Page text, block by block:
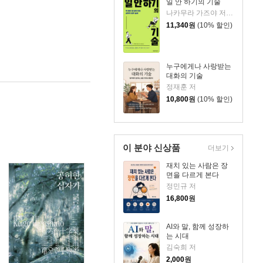
일 안 하기의 기술
나카무라 가즈야 저/김수빈 역
11,340원 (10% 할인)
누구에게나 사랑받는
대화의 기술
정재훈 저
10,800원 (10% 할인)
이 분야 신상품
재치 있는 사람은 장
면을 다르게 본다
정민규 저
16,800원
AI와 말, 함께 성장하
는 시대
김숙희 저
2,000원
더보기